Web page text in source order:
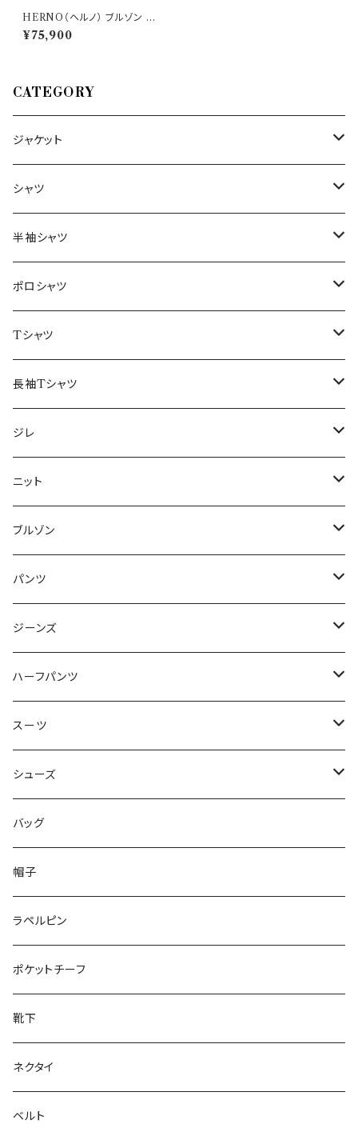
HERNO（ヘルノ） ブルゾン M
C0007U 72003 1100 33252
¥75,900
CATEGORY
ジャケット
～44/S
46/M
48/L
50/XL～
シャツ
～44/S
46/M
48/L
50/XL～
半袖シャツ
～44/S
46/M
48/L
50/XL～
ポロシャツ
～44/S
46/M
48/L
50/XL～
Tシャツ
～44/S
46/M
48/L
50/XL～
長袖Tシャツ
～44/S
46/M
48/L
50/XL～
ジレ
～44/S
46/M
48/L
50/XL～
ニット
～44/S
46/M
48/L
50/XL～
ブルゾン
～44/S
46/M
48/L
50/XL～
パンツ
～44/S
46/M
48/L
50/XL～
ジーンズ
～44/S
46/M
48/L
50/XL～
ハーフパンツ
～44/S
46/M
48/L
50/XL～
スーツ
～44/S
46/M
48/L
50/XL～
シューズ
～25.5cm
26cm～
27cm～
28cm～
バッグ
帽子
ラペルピン
ポケットチーフ
靴下
ネクタイ
ベルト